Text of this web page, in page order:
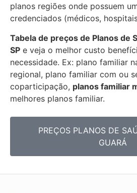
planos regiões onde possuem
credenciados (médicos,
Tabela de preços de Planos de
SP e veja o melhor custo
necessidade. Ex: plano familiar
regional, plano familiar com ou
coparticipação, planos familiar
melhores planos familiar.
PREÇOS PLANOS DE
GUARÁ